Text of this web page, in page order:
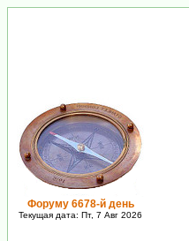
Форуму 6678-й день
Текущая дата: Пт, 7 Авг 2026